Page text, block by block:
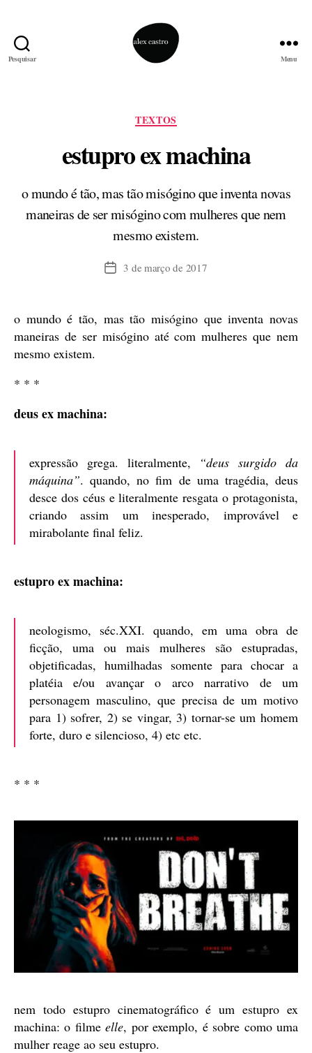
Pesquisar Menu
Categorias
TEXTOS
estupro ex machina
o mundo é tão, mas tão misógino que inventa novas
maneiras de ser misógino com mulheres que nem
mesmo existem.
Data3 de março de 2017
o mundo é tão, mas tão misógino que inventa novas
maneiras de ser misógino até com mulheres que nem
mesmo existem.
* * *
deus ex machina:
expressão grega. literalmente,
“deus surgido da
máquina”. quando, no fim de uma tragédia, deus
desce dos céus e literalmente resgata o protagonista,
criando assim um inesperado, improvável e
mirabolante final feliz.
estupro ex machina:
neologismo, séc.XXI. quando, em uma obra de
ficção, uma ou mais mulheres são estupradas,
objetificadas, humilhadas somente para chocar a
platéia e/ou avançar o arco narrativo de um
personagem masculino, que precisa de um motivo
para 1) sofrer, 2) se vingar, 3) tornar-se um homem
forte, duro e silencioso, 4) etc etc.
* * *
nem todo estupro cinematográfico é um estupro ex
machina: o filmeelle, por exemplo, é sobre como uma
mulher reage ao seu estupro.